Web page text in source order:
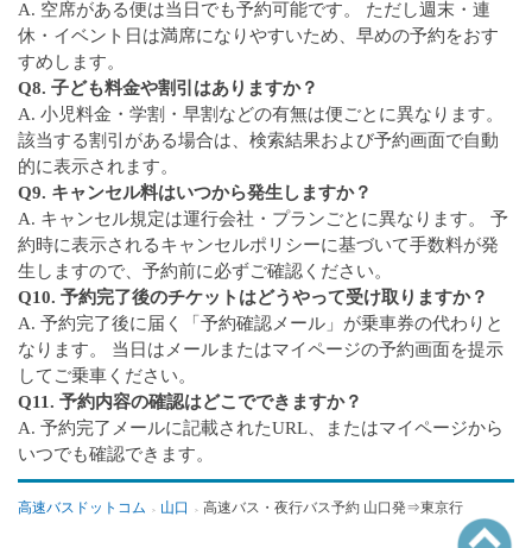
A. 空席がある便は当日でも予約可能です。 ただし週末・連
休・イベント日は満席になりやすいため、早めの予約をおす
すめします。
Q8. 子ども料金や割引はありますか？
A. 小児料金・学割・早割などの有無は便ごとに異なります。
該当する割引がある場合は、検索結果および予約画面で自動
的に表示されます。
Q9. キャンセル料はいつから発生しますか？
A. キャンセル規定は運行会社・プランごとに異なります。 予
約時に表示されるキャンセルポリシーに基づいて手数料が発
生しますので、予約前に必ずご確認ください。
Q10. 予約完了後のチケットはどうやって受け取りますか？
A. 予約完了後に届く「予約確認メール」が乗車券の代わりと
なります。 当日はメールまたはマイページの予約画面を提示
してご乗車ください。
Q11. 予約内容の確認はどこでできますか？
A. 予約完了メールに記載されたURL、またはマイページから
いつでも確認できます。
高速バスドットコム 山口 高速バス・夜行バス予約 山口発⇒東京行